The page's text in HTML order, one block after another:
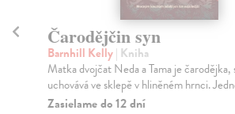
Čarodějčin syn
Barnhill Kelly| Kniha
Matka dvojčat Neda a Tama je čarodějka,
uchovává ve sklepě v hliněném hrnci.
Zasielame do 12 dní